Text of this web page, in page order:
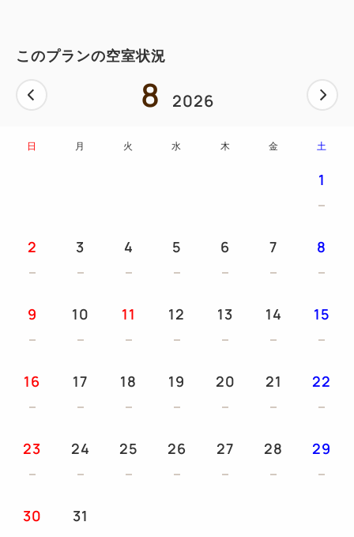
む）
■お食事■
・営業時間 18：00～21：00（お席利用90分制）
ビュッフェです。
函館牛乳を使用したなめらかな味わいをお楽しみくだ
【ご朝食】
・営業時間 7：00～9：00（最終入場：8:30）
番である焼き魚、卵料理をはじめ、
このプランの空室状況
8 2026
日 月 火 水 木 金 土
1
2 3 4 5 6 7 8
9 10 11 12 13 14 15
16 17 18 19 20 21 22
23 24 25 26 27 28 29
30 31